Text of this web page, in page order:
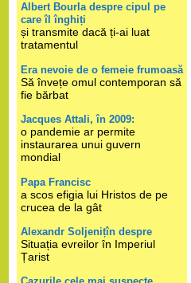
Albert Bourla despre cipul pe
care îl înghiți
și transmite dacă ți-ai luat
tratamentul
Era nevoie de o femeie frumoasă
Să învețe omul contemporan să
fie bărbat
Jacques Attali, în 2009:
o pandemie ar permite
instaurarea unui guvern
mondial
Papa Francisc
a scos efigia lui Hristos de pe
crucea de la gât
Alexandr Soljenițîn despre
Situația evreilor în Imperiul
Țarist